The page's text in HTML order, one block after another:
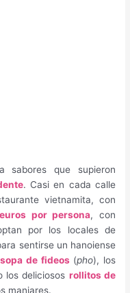
sabores que supieron
. Casi en cada calle
vietnamita, con
por persona, con
por los locales de
sentirse un hanoiense
de fideos(pho), los
los deliciosos rollitos de
manjares.